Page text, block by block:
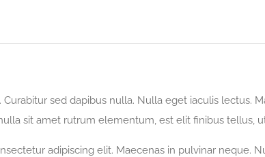
sed dapibus nulla. Nulla eget iaculis lectus.
sit amet rutrum elementum, est elit finibus tellus,
adipiscing elit. Maecenas in pulvinar neque.